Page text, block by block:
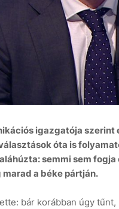
igazgatója
óta is
semmi sem
a béke pártján.
bár korábban úgy